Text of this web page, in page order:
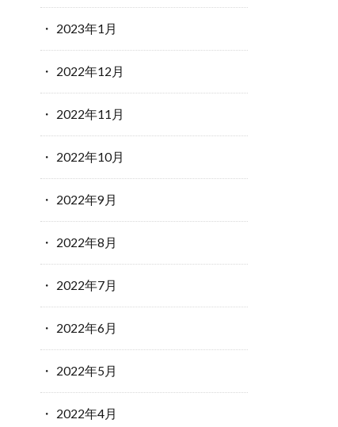
2023年1月
2022年12月
2022年11月
2022年10月
2022年9月
2022年8月
2022年7月
2022年6月
2022年5月
2022年4月